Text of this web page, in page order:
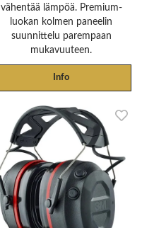
vähentää lämpöä. Premium-
luokan kolmen paneelin
suunnittelu parempaan
mukavuuteen.
Info